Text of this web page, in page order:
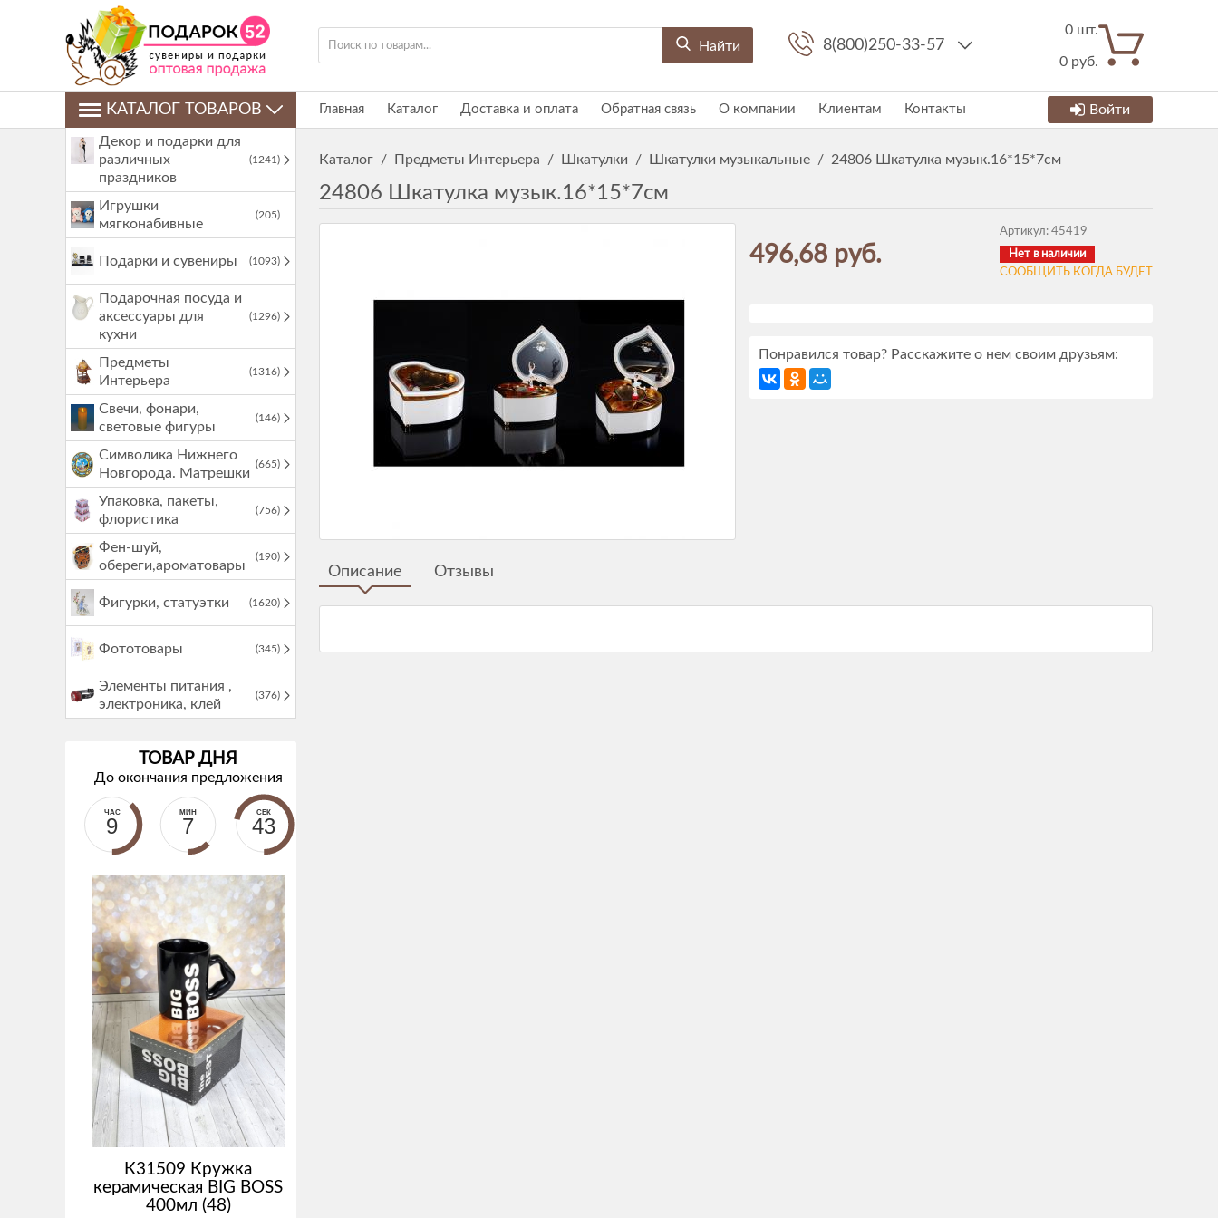
Найти 8(800)250-33-57
0 шт.
0 руб.
КАТАЛОГ ТОВАРОВ
Декор и подарки для
различных
праздников
(1241)
Игрушки
мягконабивные
(205)
Подарки и сувениры (1093)
Подарочная посуда и
аксессуары для
кухни
(1296)
Предметы
Интерьера
(1316)
Свечи, фонари,
световые фигуры
(146)
Символика Нижнего
Новгорода. Матрешки
(665)
Упаковка, пакеты,
флористика
(756)
Фен-шуй,
обереги,ароматовары
(190)
Фигурки, статуэтки (1620)
Фототовары (345)
Элементы питания ,
электроника, клей
(376)
ТОВАР ДНЯ
До окончания предложения
ЧАС
9
МИН
7
СЕК
42
К31509 Кружка
керамическая BIG BOSS
400мл (48)
Главная Каталог Доставка и оплата Обратная связь О компании Клиентам Контакты Войти
Каталог / Предметы Интерьера / Шкатулки / Шкатулки музыкальные / 24806 Шкатулка музык.16*15*7см
24806 Шкатулка музык.16*15*7см
496,68 руб.
Артикул: 45419
Нет в наличии
СООБЩИТЬ КОГДА БУДЕТ
Понравился товар? Расскажите о нем своим друзьям:
Описание Отзывы